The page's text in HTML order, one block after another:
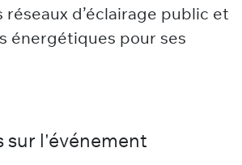
réseaux d’éclairage public et
énergétiques pour ses
sur l'événement